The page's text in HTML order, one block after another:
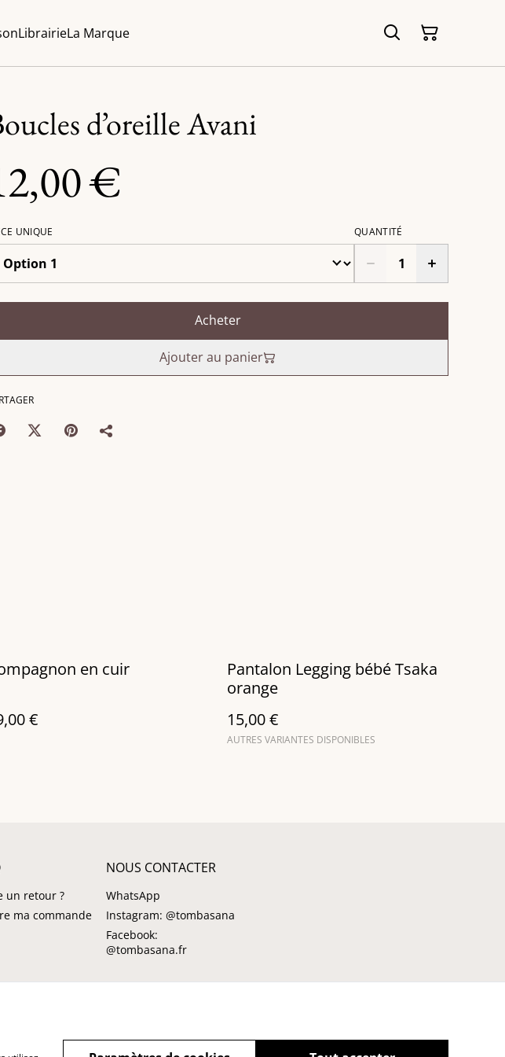
LibrairieLa Marque
d’oreille Avani
€
UNIQUE QUANTITÉ
Acheter
Ajouter au panier
en cuir
€
Pantalon Legging bébé Tsaka
orange
15,00 €
AUTRES VARIANTES DISPONIBLES
un retour ?
ma commande
NOUS CONTACTER
WhatsApp
Instagram: @tombasana
Facebook:
@tombasana.fr